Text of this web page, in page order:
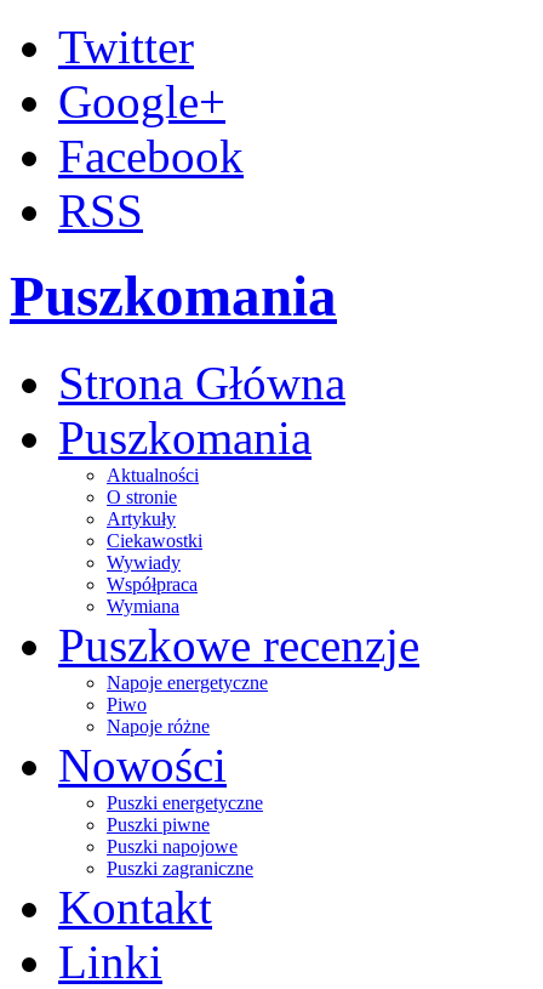
Twitter
Google+
Facebook
RSS
Puszkomania
Strona Główna
Puszkomania
Aktualności
O stronie
Artykuły
Ciekawostki
Wywiady
Współpraca
Wymiana
Puszkowe recenzje
Napoje energetyczne
Piwo
Napoje różne
Nowości
Puszki energetyczne
Puszki piwne
Puszki napojowe
Puszki zagraniczne
Kontakt
Linki